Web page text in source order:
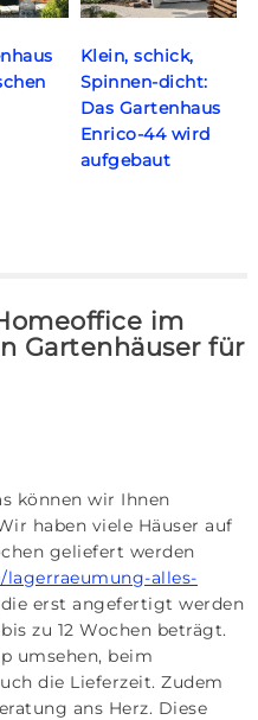
Klein, schick,
Spinnen-dicht:
Das Gartenhaus
Enrico-44 wird
aufgebaut
im
Gartenhäuser für
können wir Ihnen
haben viele Häuser auf
geliefert werden
alles-
erst angefertigt werden
zu 12 Wochen beträgt.
umsehen, beim
die Lieferzeit. Zudem
ans Herz. Diese